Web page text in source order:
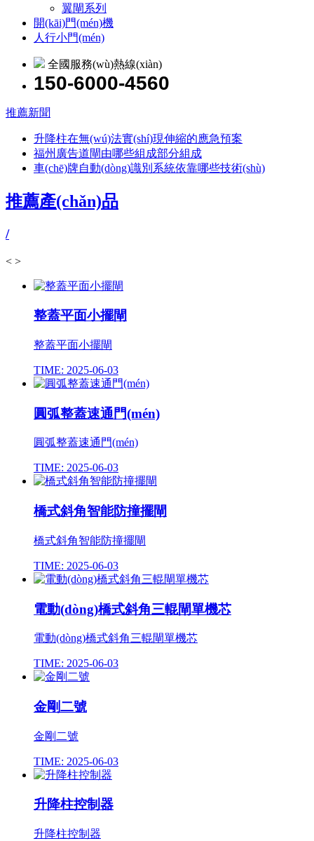
翼閘系列
開(kāi)門(mén)機
人行小門(mén)
全國服務(wù)熱線(xiàn)
150-6000-4560
推薦新聞
升降柱在無(wú)法實(shí)現伸縮的應急預案
福州廣告道閘由哪些組成部分組成
車(chē)牌自動(dòng)識別系統依靠哪些技術(shù)
推薦產(chǎn)品
/
< >
整蓋平面小擺閘
整蓋平面小擺閘
TIME: 2025-06-03
圓弧整蓋速通門(mén)
圓弧整蓋速通門(mén)
TIME: 2025-06-03
橋式斜角智能防撞擺閘
橋式斜角智能防撞擺閘
TIME: 2025-06-03
電動(dòng)橋式斜角三輥閘單機芯
電動(dòng)橋式斜角三輥閘單機芯
TIME: 2025-06-03
金剛二號
金剛二號
TIME: 2025-06-03
升降柱控制器
升降柱控制器